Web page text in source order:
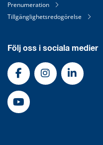
Prenumeration
Tillgänglighetsredogörelse
Följ oss i sociala medier